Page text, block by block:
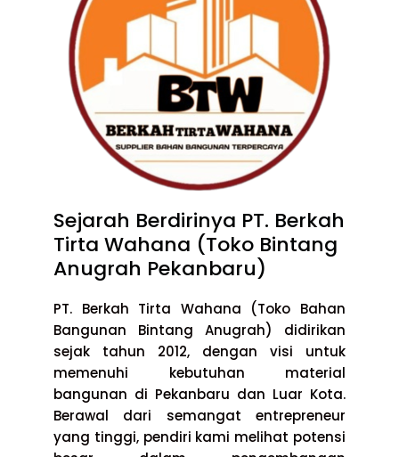
Sejarah Berdirinya PT. Berkah
Tirta Wahana (Toko Bintang
Anugrah Pekanbaru)
PT. Berkah Tirta Wahana (Toko Bahan
Bangunan Bintang Anugrah) didirikan
sejak tahun 2012, dengan visi untuk
memenuhi kebutuhan material
bangunan di Pekanbaru dan Luar Kota.
Berawal dari semangat entrepreneur
yang tinggi, pendiri kami melihat potensi